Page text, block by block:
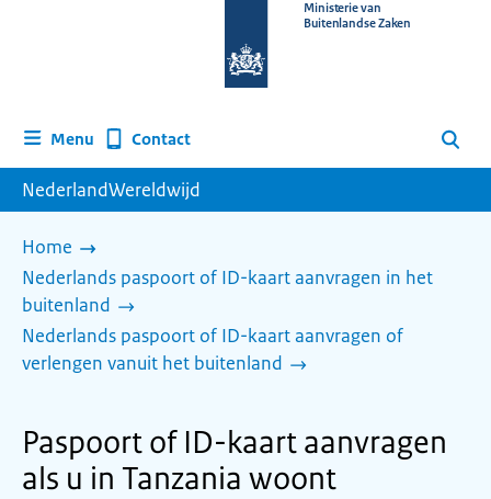
homepage
Ministerie van
Buitenlandse Zaken
Menu Contact Zoeken
NederlandWereldwijd
Home
Nederlands paspoort of ID-kaart aanvragen in het
buitenland
Nederlands paspoort of ID-kaart aanvragen of
verlengen vanuit het buitenland
Paspoort of ID-kaart aanvragen
als u in Tanzania woont